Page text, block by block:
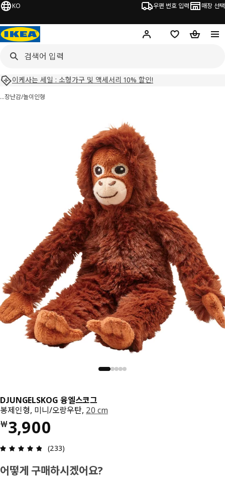
KO 우편 번호 입력 매장 선택
Hej! 로그인 하기
위시리스트장바구니
이케사는 세일 : 소형가구 및 액세서리 10% 할인!
…장난감/놀이인형
DJUNGELSKOG 융엘스코그
봉제인형, 미니/오랑우탄, 20 cm
￦3,900
가격 ￦ 3900
상품평: 4.8 / 5 개의 별점. 전체 리뷰: 233
(233)
어떻게 구매하시겠어요?